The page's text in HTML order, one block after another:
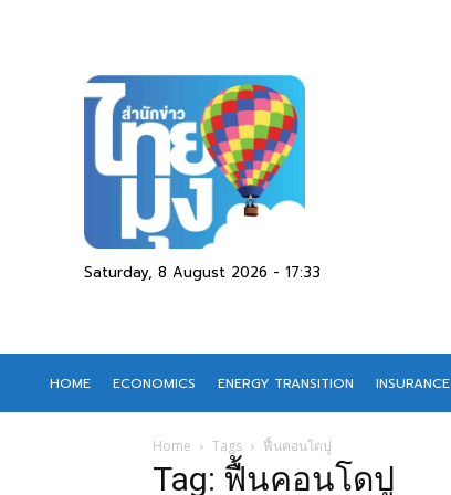
Saturday, 8 August 2026 - 17:33
HOME ECONOMICS ENERGY TRANSITION INSURANCE
Home Tags ฟื้นคอนโดปู
Tag: ฟื้นคอนโดปู